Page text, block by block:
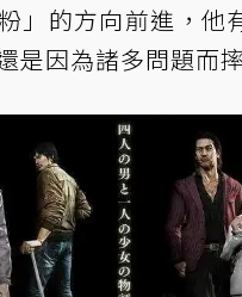
」的方向前進，他
是因為諸多問題而